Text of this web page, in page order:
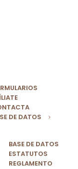
DE DATOS
BASE DE DATOS
ESTATUTOS
REGLAMENTO